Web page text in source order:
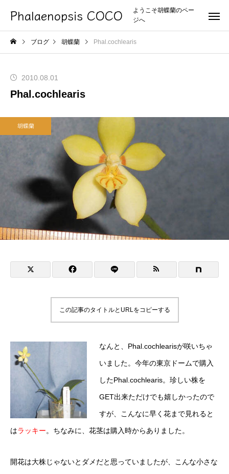
Phalaenopsis COCO
ようこそ胡蝶蘭のペー
ジへ
ブログ 胡蝶蘭 Phal.cochlearis
2010.08.01
Phal.cochlearis
胡蝶蘭
この記事のタイトルとURLをコピーする
なんと、Phal.cochlearisが咲いちゃ
いました。今年の東京ドームで購入
したPhal.cochlearis。珍しい株を
GET出来ただけでも嬉しかったので
すが、こんなに早く花まで見れると
はラッキー。ちなみに、花茎は購入時からありました。
開花は大株じゃないとダメだと思っていましたが、こんな小さな